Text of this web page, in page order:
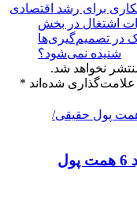
برای رشد اقتصادی
اشتغال در بخش
در تصمیم‌گیری‌ها
شنیده نمی‌شود؟
رشد 130 هزار واحدی بورس با ورود 6 همت پول
نخواهد شد.
شده‌اند *